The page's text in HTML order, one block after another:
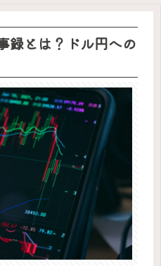
録とは？ドル円への